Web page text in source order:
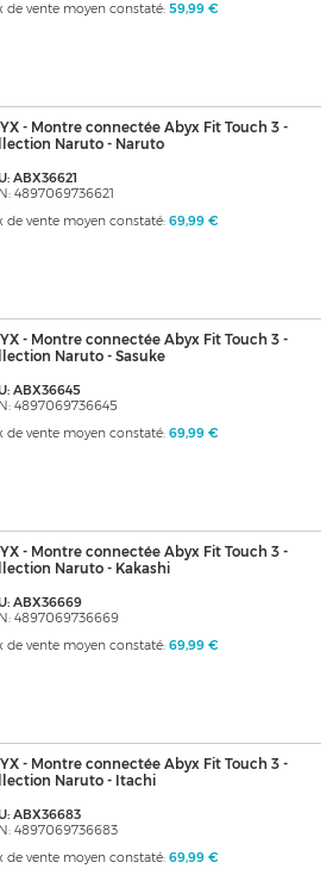
de vente moyen constaté: 59,99 €
- Montre connectée Abyx Fit Touch 3 -
Naruto - Naruto
ABX36621
4897069736621
de vente moyen constaté: 69,99 €
- Montre connectée Abyx Fit Touch 3 -
Naruto - Sasuke
ABX36645
4897069736645
de vente moyen constaté: 69,99 €
- Montre connectée Abyx Fit Touch 3 -
Naruto - Kakashi
ABX36669
4897069736669
de vente moyen constaté: 69,99 €
- Montre connectée Abyx Fit Touch 3 -
Naruto - Itachi
ABX36683
4897069736683
de vente moyen constaté: 69,99 €